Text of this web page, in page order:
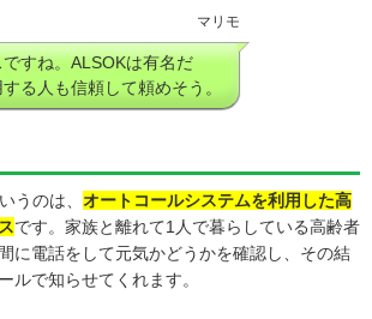
マリモ
すね。ALSOKは有名だ
る人も信頼して頼めそう。
うのは、 オートコールシステムを利用した高
です。家族と離れて1人で暮らしている高齢者
に電話をして元気かどうかを確認し、その結
ルで知らせてくれます。